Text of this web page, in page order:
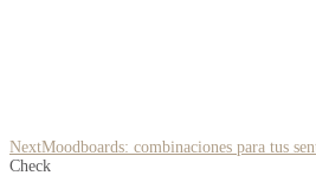
NextMoodboards: combinaciones para tus
Check